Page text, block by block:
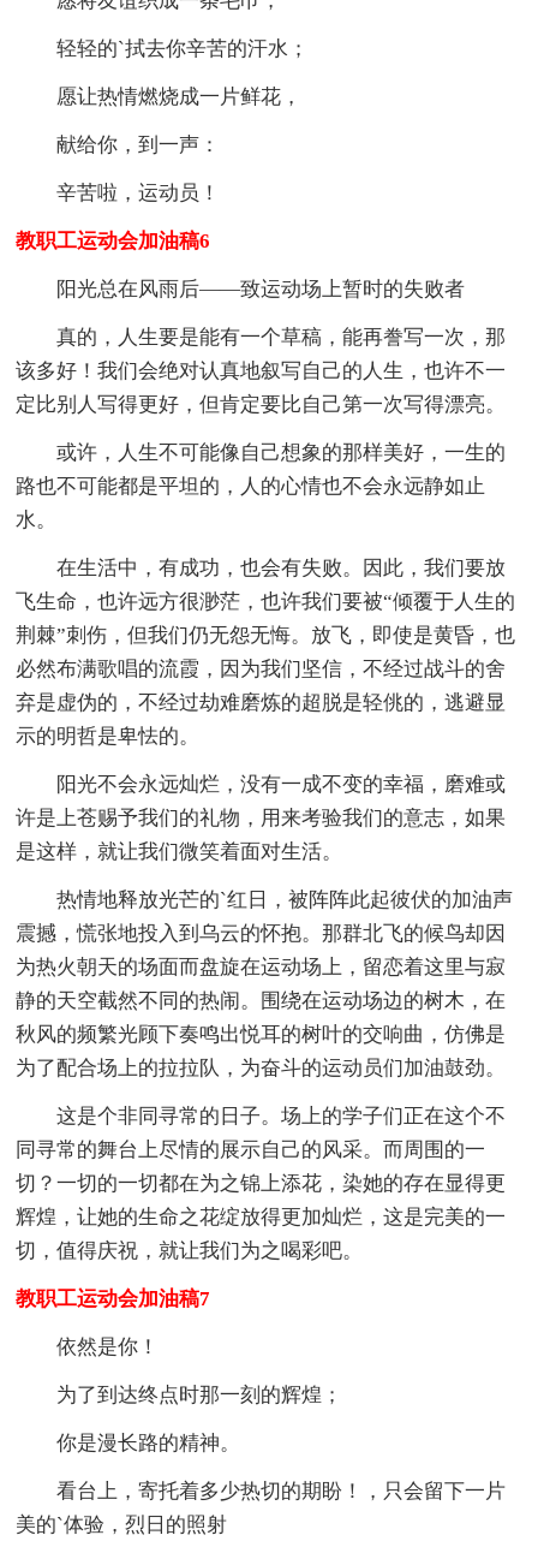
轻轻的`拭去你辛苦的汗水；
愿让热情燃烧成一片鲜花，
献给你，到一声：
辛苦啦，运动员！
教职工运动会加油稿6
阳光总在风雨后——致运动场上暂时的失败者
真的，人生要是能有一个草稿，能再誊写一次，那
该多好！我们会绝对认真地叙写自己的人生，也许不一
定比别人写得更好，但肯定要比自己第一次写得漂亮。
或许，人生不可能像自己想象的那样美好，一生的
路也不可能都是平坦的，人的心情也不会永远静如止
水。
在生活中，有成功，也会有失败。因此，我们要放
飞生命，也许远方很渺茫，也许我们要被“倾覆于人生的
荆棘”刺伤，但我们仍无怨无悔。放飞，即使是黄昏，也
必然布满歌唱的流霞，因为我们坚信，不经过战斗的舍
弃是虚伪的，不经过劫难磨炼的超脱是轻佻的，逃避显
示的明哲是卑怯的。
阳光不会永远灿烂，没有一成不变的幸福，磨难或
许是上苍赐予我们的礼物，用来考验我们的意志，如果
是这样，就让我们微笑着面对生活。
热情地释放光芒的`红日，被阵阵此起彼伏的加油声
震撼，慌张地投入到乌云的怀抱。那群北飞的候鸟却因
为热火朝天的场面而盘旋在运动场上，留恋着这里与寂
静的天空截然不同的热闹。围绕在运动场边的树木，在
秋风的频繁光顾下奏鸣出悦耳的树叶的交响曲，仿佛是
为了配合场上的拉拉队，为奋斗的运动员们加油鼓劲。
这是个非同寻常的日子。场上的学子们正在这个不
同寻常的舞台上尽情的展示自己的风采。而周围的一
切？一切的一切都在为之锦上添花，染她的存在显得更
辉煌，让她的生命之花绽放得更加灿烂，这是完美的一
切，值得庆祝，就让我们为之喝彩吧。
教职工运动会加油稿7
依然是你！
为了到达终点时那一刻的辉煌；
你是漫长路的精神。
看台上，寄托着多少热切的期盼！，只会留下一片
美的`体验，烈日的照射